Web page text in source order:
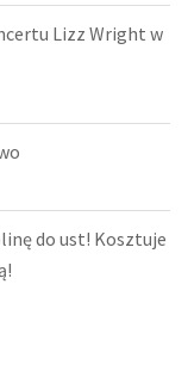
Lizz Wright w
do ust! Kosztuje